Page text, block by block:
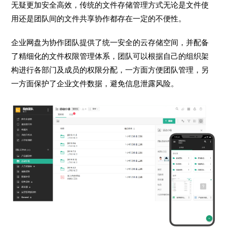
无疑更加安全高效，传统的文件存储管理方式无论是文件使
用还是团队间的文件共享协作都存在一定的不便性。
企业网盘为协作团队提供了统一安全的云存储空间，并配备
了精细化的文件权限管理体系，团队可以根据自己的组织架
构进行各部门及成员的权限分配，一方面方便团队管理，另
一方面保护了企业文件数据，避免信息泄露风险。